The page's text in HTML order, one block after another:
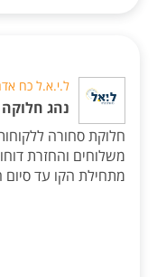
ל.י.א.ל כח
נהג חלוקה עד 15 טון -
חלוקת סחורה
משלוחים והחזרת
מתחילת הקו עד סיום